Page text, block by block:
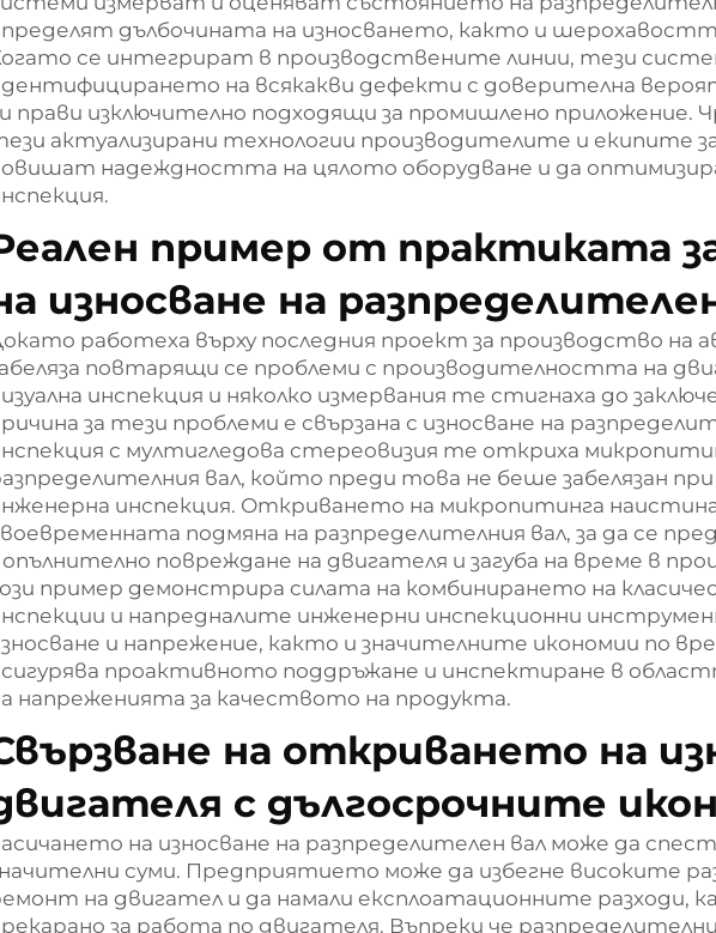
дълбочината на износването, както и
се интегрират в производствените линии, тези
на всякакви дефекти с доверителна
прави изключително подходящи за промишлено приложение.
актуализирани технологии производителите и екипите
надеждността на цялото оборудване и да
пример от практиката
износване на
работеха върху последния проект за производство на
повтарящи се проблеми с производителността на
инспекция и няколко измервания те стигнаха до
за тези проблеми е свързана с износване на
с мултигледова стереовизия те откриха
вал, който преди това не беше забелязан
инспекция. Откриването на микропитинга наистина
подмяна на разпределителния вал, за да се
повреждане на двигателя и загуба на време в
пример демонстрира силата на комбинирането на
и напредналите инженерни инспекционни
и напрежение, както и значителните икономии по
проактивното поддръжане и инспектиране в
напреженията за качеството на продукта.
на откриването на
с дългосрочните
на износване на разпределителен вал може да
суми. Предприятието може да избегне високите
на двигател и да намали експлоатационните разходи,
за работа по двигателя. Въпреки че